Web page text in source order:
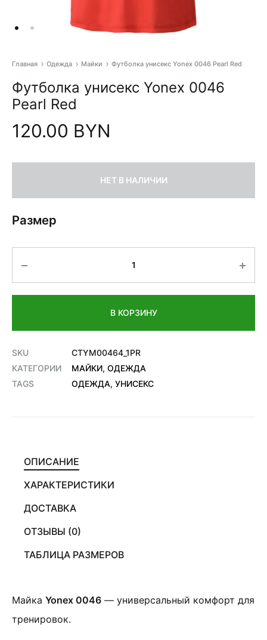
Главная Одежда Майки Футболка унисекс Yonex 0046 Pearl Red
Футболка унисекс Yonex 0046
Pearl Red
120.00 BYN
НЕТ В НАЛИЧИИ
Размер
В КОРЗИНУ
SKU
CTYM00464_1PR
КАТЕГОРИИ
МАЙКИ, ОДЕЖДА
TAGS
ОДЕЖДА, УНИСЕКС
ОПИСАНИЕ
ХАРАКТЕРИСТИКИ
ДОСТАВКА
ОТЗЫВЫ (0)
ТАБЛИЦА РАЗМЕРОВ
Майка Yonex 0046 — универсальный комфорт для
тренировок.